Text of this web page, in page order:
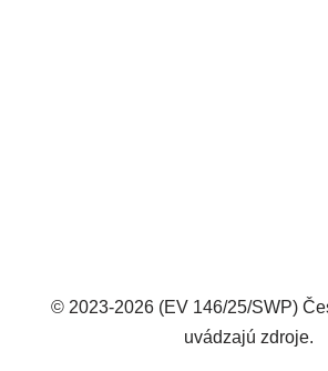
© 2023-2026 (EV 146/25/SWP)
uvádzajú zdroje.